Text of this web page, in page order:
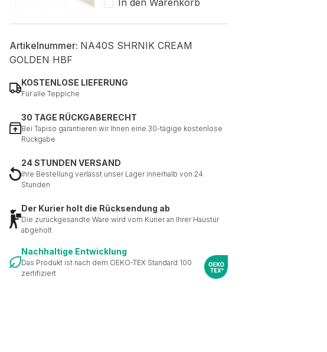
In den Warenkorb
Artikelnummer: NA40S SHRNIK CREAM
GOLDEN HBF
KOSTENLOSE LIEFERUNG
Für alle Teppiche
30 TAGE RÜCKGABERECHT
Bei Tapiso garantieren wir Ihnen eine 30-tägige kostenlose
Rückgabe
24 STUNDEN VERSAND
Ihre Bestellung verlässt unser Lager innerhalb von 24
Stunden
Der Kurier holt die Rücksendung ab
Die zurückgesandte Ware wird vom Kurier an Ihrer Haustür
abgeholt
Nachhaltige Entwicklung
Das Produkt ist nach dem OEKO-TEX Standard 100
zertifiziert